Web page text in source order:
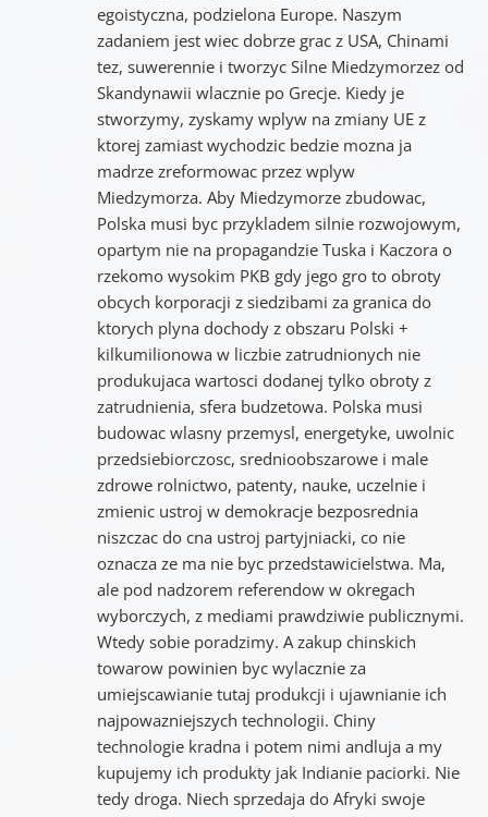
egoistyczna, podzielona Europe. Naszym
zadaniem jest wiec dobrze grac z USA, Chinami
tez, suwerennie i tworzyc Silne Miedzymorzez od
Skandynawii wlacznie po Grecje. Kiedy je
stworzymy, zyskamy wplyw na zmiany UE z
ktorej zamiast wychodzic bedzie mozna ja
madrze zreformowac przez wplyw
Miedzymorza. Aby Miedzymorze zbudowac,
Polska musi byc przykladem silnie rozwojowym,
opartym nie na propagandzie Tuska i Kaczora o
rzekomo wysokim PKB gdy jego gro to obroty
obcych korporacji z siedzibami za granica do
ktorych plyna dochody z obszaru Polski +
kilkumilionowa w liczbie zatrudnionych nie
produkujaca wartosci dodanej tylko obroty z
zatrudnienia, sfera budzetowa. Polska musi
budowac wlasny przemysl, energetyke, uwolnic
przedsiebiorczosc, srednioobszarowe i male
zdrowe rolnictwo, patenty, nauke, uczelnie i
zmienic ustroj w demokracje bezposrednia
niszczac do cna ustroj partyjniacki, co nie
oznacza ze ma nie byc przedstawicielstwa. Ma,
ale pod nadzorem referendow w okregach
wyborczych, z mediami prawdziwie publicznymi.
Wtedy sobie poradzimy. A zakup chinskich
towarow powinien byc wylacznie za
umiejscawianie tutaj produkcji i ujawnianie ich
najpowazniejszych technologii. Chiny
technologie kradna i potem nimi andluja a my
kupujemy ich produkty jak Indianie paciorki. Nie
tedy droga. Niech sprzedaja do Afryki swoje